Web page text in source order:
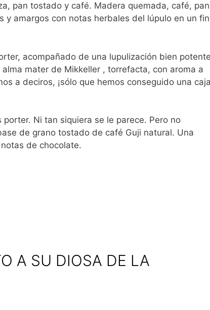
pan tostado y café. Madera quemada, café,
amargos con notas herbales del lúpulo en un
acompañado de una lupulización bien
mater de Mikkeller , torrefacta, con aroma a
a deciros, ¡sólo que hemos conseguido una
Ni tan siquiera se le parece. Pero no
de grano tostado de café Guji natural. Una
de chocolate.
A SU DIOSA DE LA